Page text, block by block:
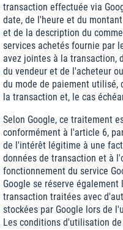
transaction effectuée via
date, de l'heure et du
et de la description du
services achetés fournie par
avez jointes à la transaction,
du vendeur et de l'acheteur
du mode de paiement
la transaction et, le cas
Selon Google, ce traitement
conformément à l'article 6,
de l'intérêt légitime à une
données de transaction et à
fonctionnement du service
Google se réserve
transaction traitées avec
stockées par Google lors de
Les conditions d'utilisation